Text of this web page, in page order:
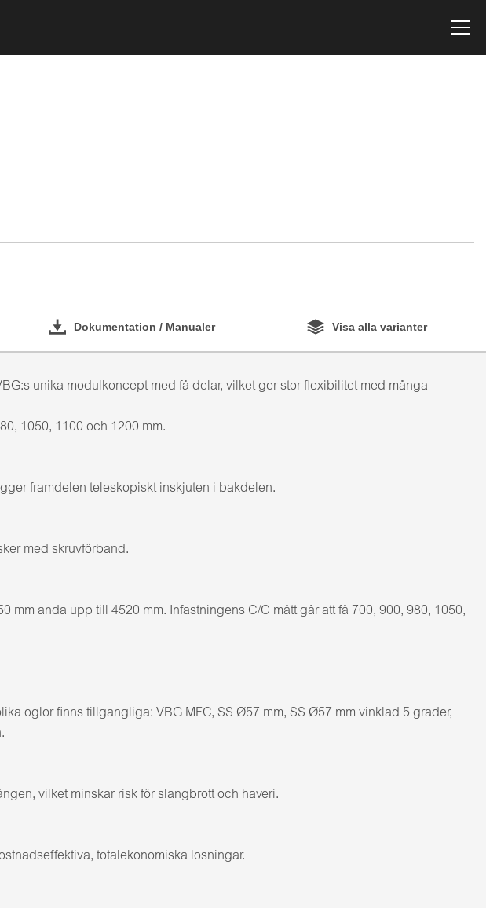
Dokumentation / Manualer Visa alla varianter
unika modulkoncept med få delar, vilket ger stor flexibilitet med många
1050, 1100 och 1200 mm.
framdelen teleskopiskt inskjuten i bakdelen.
med skruvförband.
ända upp till 4520 mm. Infästningens C/C mått går att få 700, 900, 980, 1050,
öglor finns tillgängliga: VBG MFC, SS Ø57 mm, SS Ø57 mm vinklad 5 grader,
vilket minskar risk för slangbrott och haveri.
totalekonomiska lösningar.